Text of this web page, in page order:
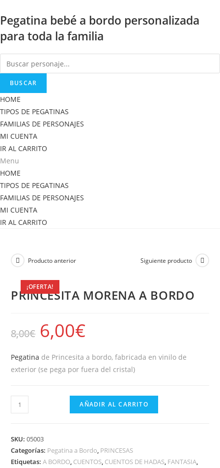
al
contenido
Pegatina bebé a bordo personalizada
para toda la familia
BUSCAR
HOME
TIPOS DE PEGATINAS
FAMILIAS DE PERSONAJES
MI CUENTA
IR AL CARRITO
Menu
HOME
TIPOS DE PEGATINAS
FAMILIAS DE PERSONAJES
MI CUENTA
IR AL CARRITO
¡OFERTA!
Producto anterior Siguiente producto
PRINCESITA MORENA A BORDO
8,00€ 6,00€
Pegatina de Princesita a bordo, fabricada en vinilo de
exterior (se pega por fuera del cristal)
PRINCESITA
MORENA
BORDO
cantidad
AÑADIR AL CARRITO
SKU:05003
Categorías: Pegatina a Bordo, PRINCESAS
Etiquetas:A BORDO, CUENTOS, CUENTOS DE HADAS, FANTASIA,